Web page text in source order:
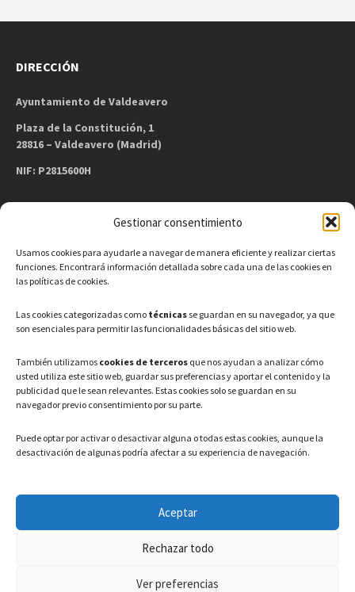
Gestionar consentimiento
Usamos cookies para ayudarle a navegar de manera eficiente y realizar ciertas
funciones. Encontrará información detallada sobre cada una de las cookies en
las políticas de cookies.
Las cookies categorizadas como técnicas se guardan en su navegador, ya que
son esenciales para permitir las funcionalidades básicas del sitio web.
También utilizamos cookies de terceros que nos ayudan a analizar cómo
usted utiliza este sitio web, guardar sus preferencias y aportar el contenido y la
publicidad que le sean relevantes. Estas cookies solo se guardan en su
navegador previo consentimiento por su parte.
Puede optar por activar o desactivar alguna o todas estas cookies, aunque la
desactivación de algunas podría afectar a su experiencia de navegación.
Aceptar
Rechazar todo
Ver preferencias
DIRECCIÓN
Ayuntamiento de Valdeavero
Plaza de la Constitución, 1
28816 – Valdeavero (Madrid)
NIF: P2815600H
Teléfono: 91 886 44 62
Correo Electrónico:
HORARIO
Lunes a Viernes: 08:00h – 15:00h
LEGAL
Política de privacidad–Aviso Legal–Política de cookies
Registro de actividades de Tratamiento